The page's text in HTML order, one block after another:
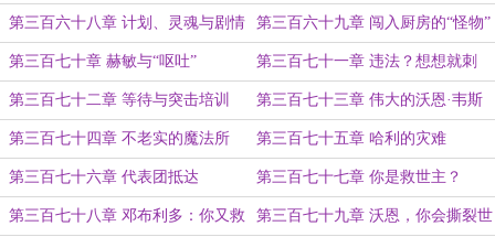
主！
第三百六十八章 计划、灵魂与剧情 第三百六十九章 闯入厨房的“怪物”
第三百七十章 赫敏与“呕吐” 第三百七十一章 违法？想想就刺
激！
第三百七十二章 等待与突击培训 第三百七十三章 伟大的沃恩·韦斯
莱！
第三百七十四章 不老实的魔法所 第三百七十五章 哈利的灾难
第三百七十六章 代表团抵达 第三百七十七章 你是救世主？
第三百七十八章 邓布利多：你又救 第三百七十九章 沃恩，你会撕裂世